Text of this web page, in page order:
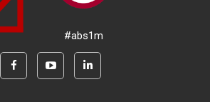
#abs1m